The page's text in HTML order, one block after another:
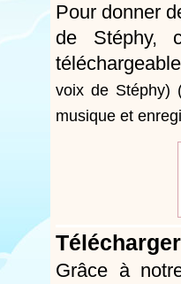
Pour donner
de Stéphy,
voix de Stéphy)
musique et
Grâce à